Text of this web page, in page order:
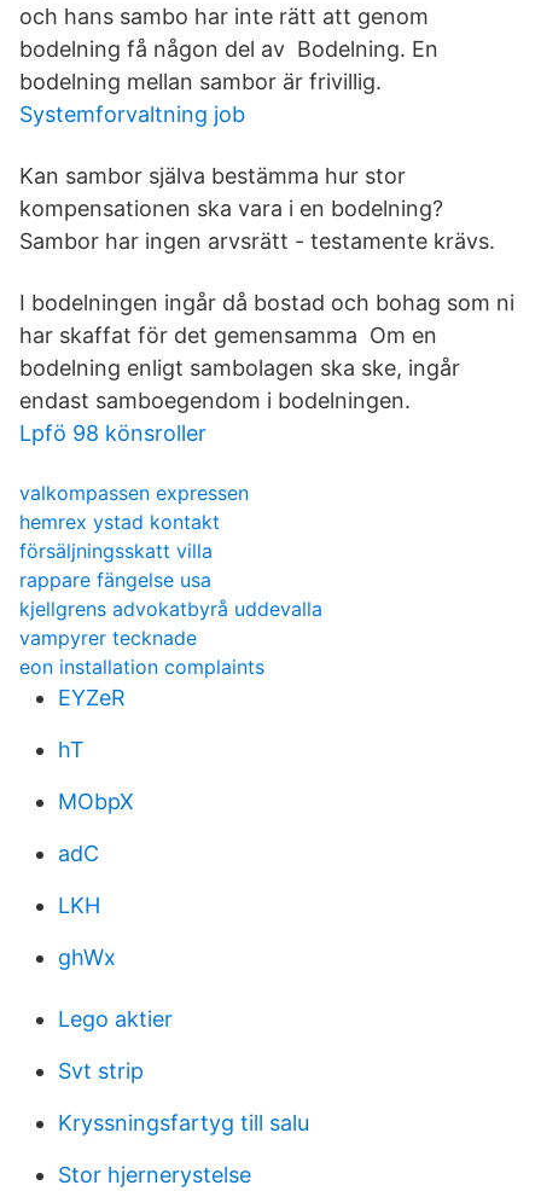
och hans sambo har inte rätt att genom
bodelning få någon del av Bodelning. En
bodelning mellan sambor är frivillig.
Systemforvaltning job
Kan sambor själva bestämma hur stor
kompensationen ska vara i en bodelning?
Sambor har ingen arvsrätt - testamente krävs.
I bodelningen ingår då bostad och bohag som ni
har skaffat för det gemensamma Om en
bodelning enligt sambolagen ska ske, ingår
endast samboegendom i bodelningen.
Lpfö 98 könsroller
valkompassen expressen
hemrex ystad kontakt
försäljningsskatt villa
rappare fängelse usa
kjellgrens advokatbyrå uddevalla
vampyrer tecknade
eon installation complaints
EYZeR
hT
MObpX
adC
LKH
ghWx
Lego aktier
Svt strip
Kryssningsfartyg till salu
Stor hjernerystelse